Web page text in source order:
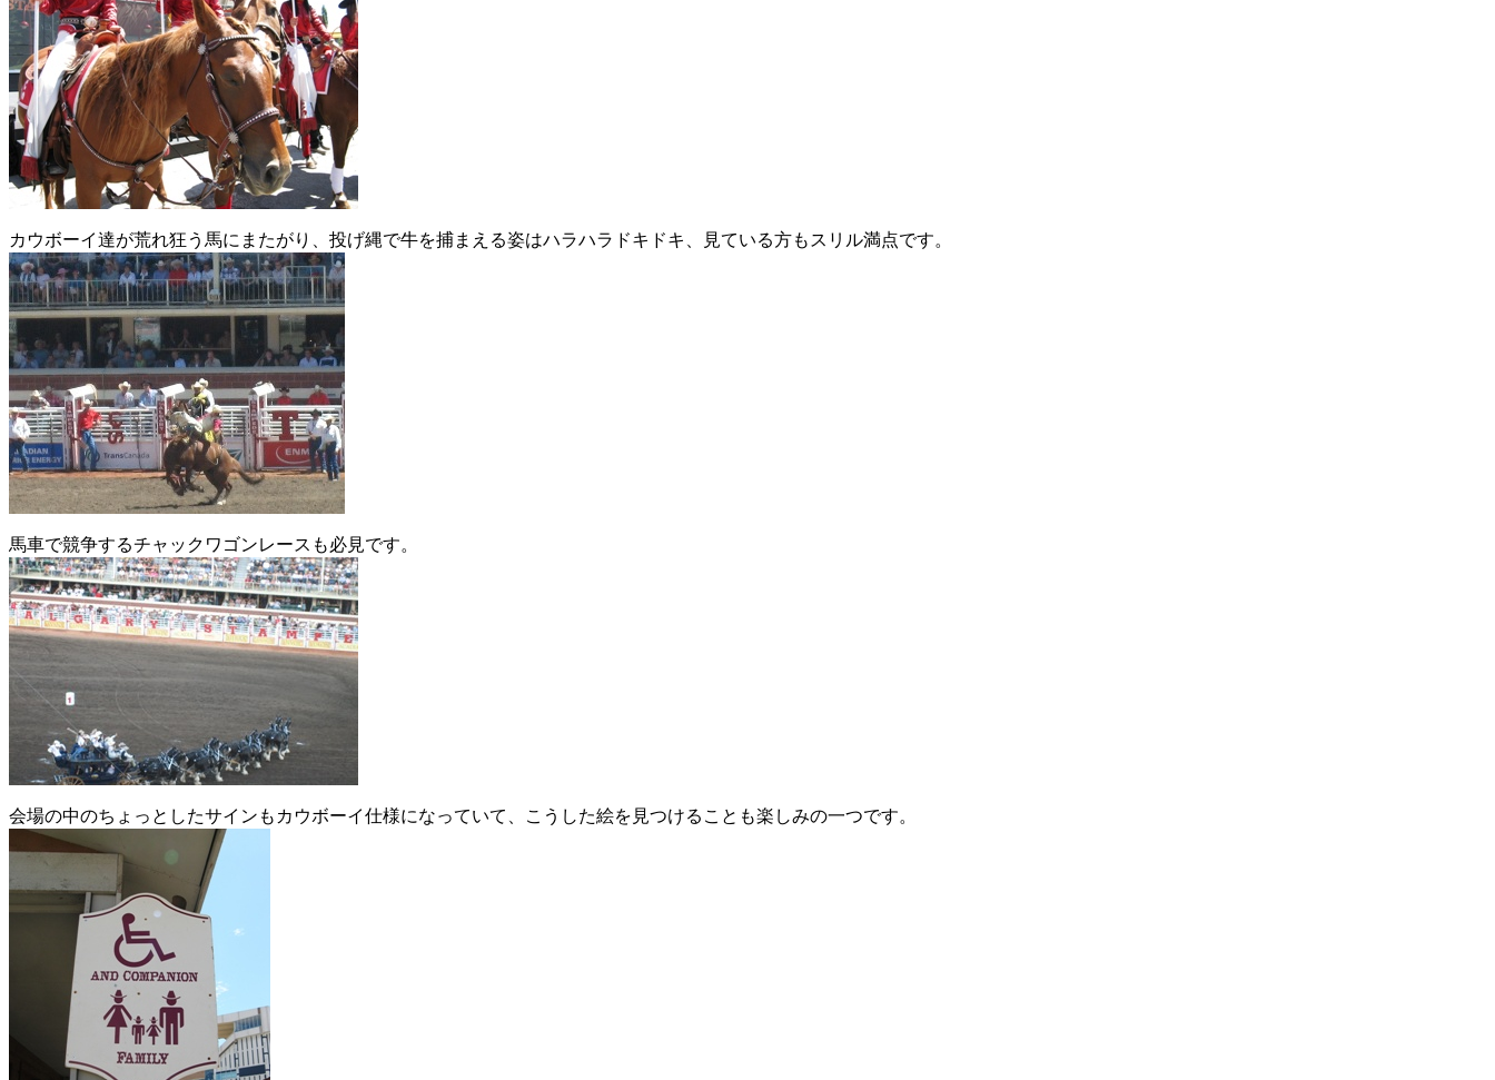
カウボーイ達が荒れ狂う馬にまたがり、投げ縄で牛を捕まえる姿はハラハラドキドキ、見ている方もスリル満点です。
馬車で競争するチャックワゴンレースも必見です。
会場の中のちょっとしたサインもカウボーイ仕様になっていて、こうした絵を見つけることも楽しみの一つです。